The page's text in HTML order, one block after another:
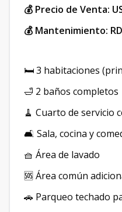
💰 Precio de Venta:
💰 Mantenimiento:
🛏️ 3 habitaciones
🛁 2 baños completos
🧹 Cuarto de servicio
🛋️ Sala, cocina y
🧺 Área de lavado
🆘 Área común
🚗 Parqueo techado